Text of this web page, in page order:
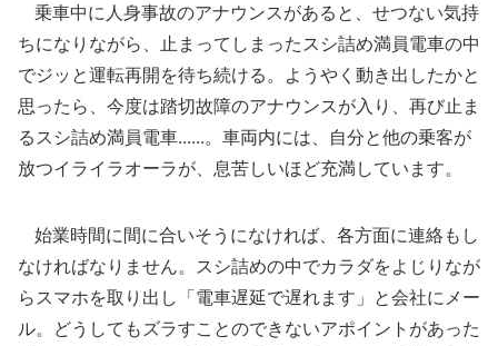
乗車中に人身事故のアナウンスがあると、せつない気持
ちになりながら、止まってしまったスシ詰め満員電車の中
でジッと運転再開を待ち続ける。ようやく動き出したかと
思ったら、今度は踏切故障のアナウンスが入り、再び止ま
るスシ詰め満員電車......。車両内には、自分と他の乗客が
放つイライラオーラが、息苦しいほど充満しています。
始業時間に間に合いそうになければ、各方面に連絡もし
なければなりません。スシ詰めの中でカラダをよじりなが
らスマホを取り出し「電車遅延で遅れます」と会社にメー
ル。どうしてもズラすことのできないアポイントがあった